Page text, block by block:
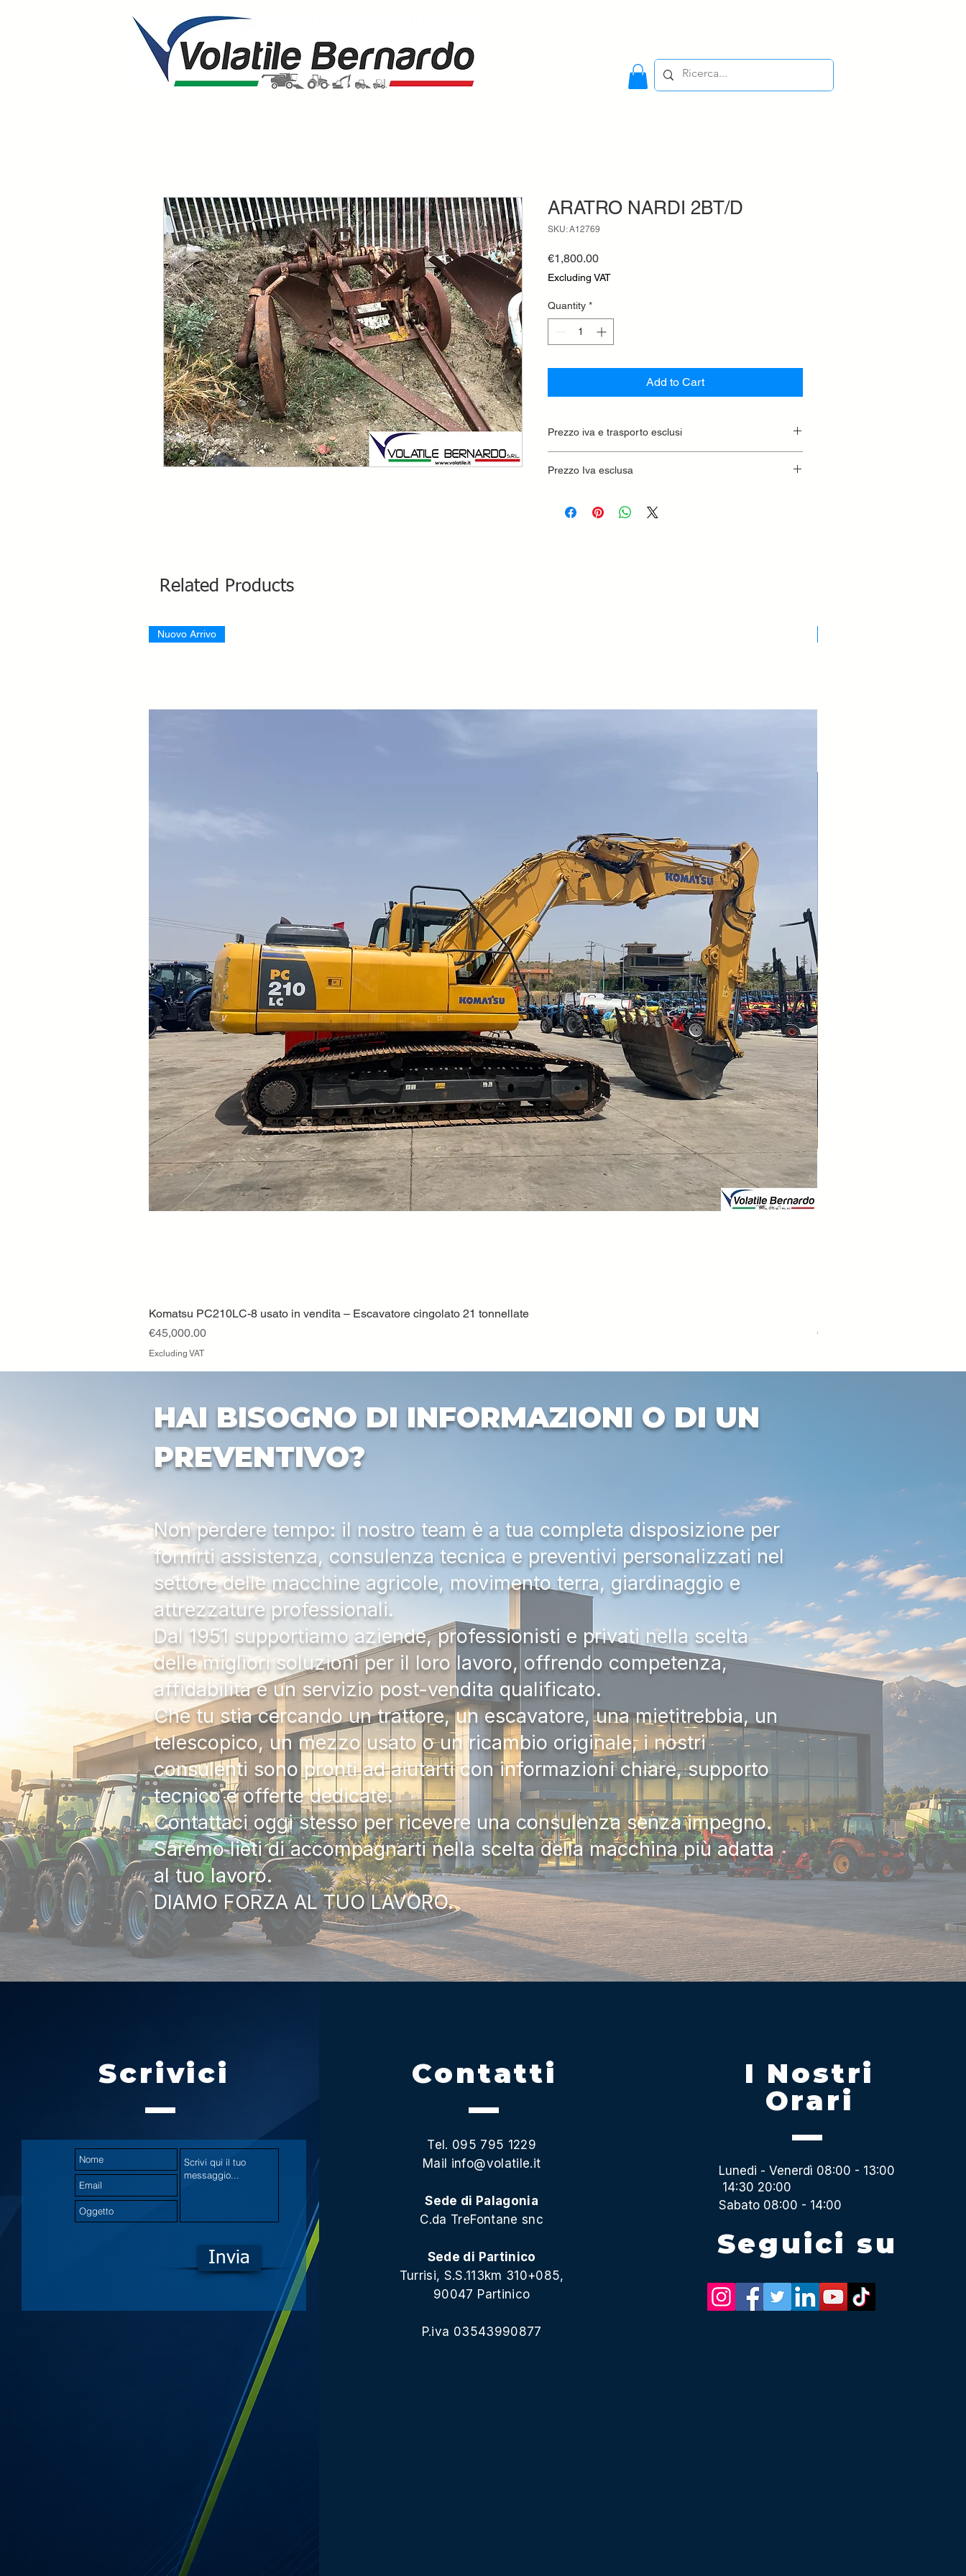
ARATRO NARDI 2BT/D
SKU: A12769
€1,800.00Price
Excluding VAT
Quantity *
Add to Cart
Prezzo iva e trasporto esclusi
Prezzo Iva esclusa
Related Products
Quick View
Nuovo Arrivo
Komatsu PC210LC-8 usato in vendita – Escavatore cingolato 21 tonnellate
Price
€45,000.00
Excluding VAT
Price
€33,000.00
HAI BISOGNO DI INFORMAZIONI O DI UN
PREVENTIVO?
Non perdere tempo: il nostro team è a tua completa disposizione per
fornirti assistenza, consulenza tecnica e preventivi personalizzati nel
settore delle macchine agricole, movimento terra, giardinaggio e
attrezzature professionali.
Dal 1951 supportiamo aziende, professionisti e privati nella scelta
delle migliori soluzioni per il loro lavoro, offrendo competenza,
affidabilità e un servizio post-vendita qualificato.
Che tu stia cercando un trattore, un escavatore, una mietitrebbia, un
telescopico, un mezzo usato o un ricambio originale, i nostri
consulenti sono pronti ad aiutarti con informazioni chiare, supporto
tecnico e offerte dedicate.
Contattaci oggi stesso per ricevere una consulenza senza impegno.
Saremo lieti di accompagnarti nella scelta della macchina più adatta
al tuo lavoro.
DIAMO FORZA AL TUO LAVORO.
Scrivici
Invia
Contatti
Tel. 095 795 1229
Mail info@volatile.it
Sede di Palagonia
C.da TreFontane snc
Sede di Partinico
Turrisi, S.S.113km 310+085,
90047 Partinico
P.iva 03543990877
I Nostri
Orari
Lunedi - Venerdì 08:00 - 13:00
14:30 20:00
Sabato 08:00 - 14:00
Seguici su